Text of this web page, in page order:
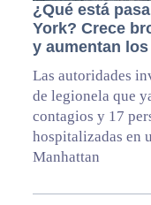
¿Qué está
York? Crece
y aumentan
Las autoridades
de legionela que
contagios y 17
hospitalizadas en
Manhattan